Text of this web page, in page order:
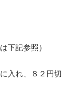
下記参照）
入れ、８２円切